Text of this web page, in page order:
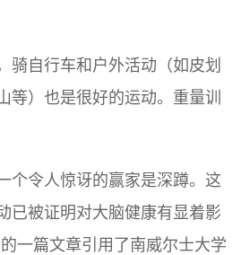
骑自行车和户外活动（如皮划
等）也是很好的运动。重量训
个令人惊讶的赢家是深蹲。这
已被证明对大脑健康有显着影
一篇文章引用了南威尔士大学